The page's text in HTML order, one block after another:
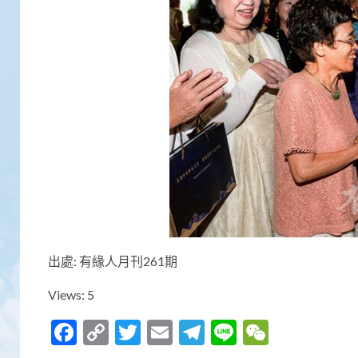
出處: 有緣人月刊261期
Views: 5
Facebook
CopyTwitter
EmailTelegram
Line